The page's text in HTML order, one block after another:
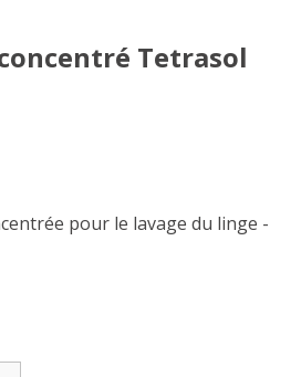
Tetrasol
pour le lavage du linge -